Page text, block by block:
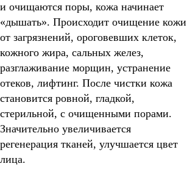
и очищаются поры, кожа начинает
«дышать». Происходит очищение кожи
от загрязнений, ороговевших клеток,
кожного жира, сальных желез,
разглаживание морщин, устранение
отеков, лифтинг. После чистки кожа
становится ровной, гладкой,
стерильной, с очищенными порами.
Значительно увеличивается
регенерация тканей, улучшается цвет
лица.